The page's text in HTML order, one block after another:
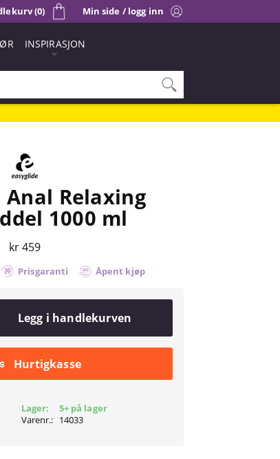
Min side / logg inn
(0)
INSPIRASJON
Anal Relaxing
1000 ml
kr 459
Prisgaranti Åpent kjøp
Legg i handlekurven
Hurtigkasse
Lager:
Varenr.:
5+ på lager
14033